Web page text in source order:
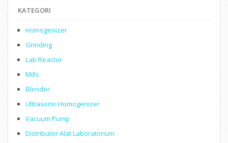
KATEGORI
Homogenizer
Grinding
Lab Reactor
Mills
Blender
Ultrasonic Homogenizer
Vacuum Pump
Distributor Alat Laboratorium